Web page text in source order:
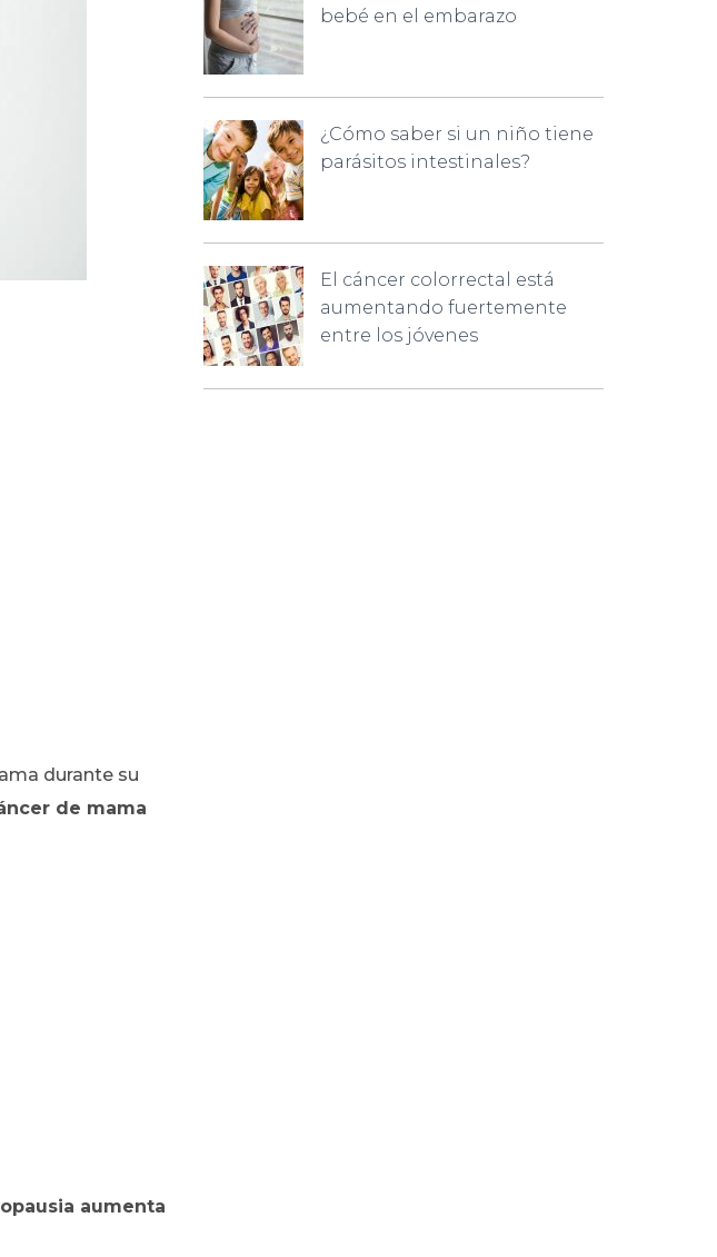
durante su
de mama
aumenta
bebé en el embarazo
¿Cómo saber si un niño tiene
parásitos intestinales?
El cáncer colorrectal está
aumentando fuertemente
entre los jóvenes